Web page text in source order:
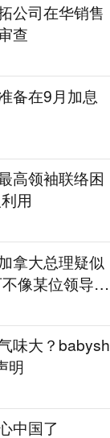
公司在华销售
查
备在9月加息
高领袖联络困
用
拿大总理疑似
像某位领导
”，全场哄笑
味大？babysh
明
中国了